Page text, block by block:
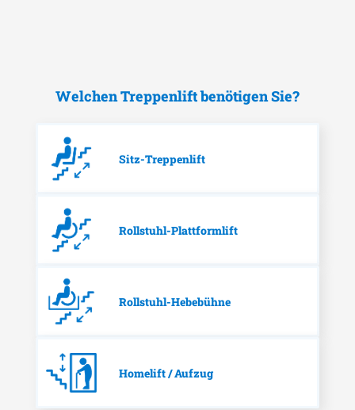
Welchen Treppenlift benötigen Sie?
Sitz-Treppenlift
Rollstuhl-Plattformlift
Rollstuhl-Hebebühne
Homelift / Aufzug